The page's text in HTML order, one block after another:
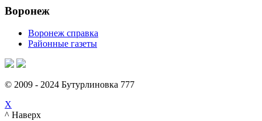
Воронеж
Воронеж справка
Районные газеты
© 2009 - 2024 Бутурлиновка 777
X
^ Наверх